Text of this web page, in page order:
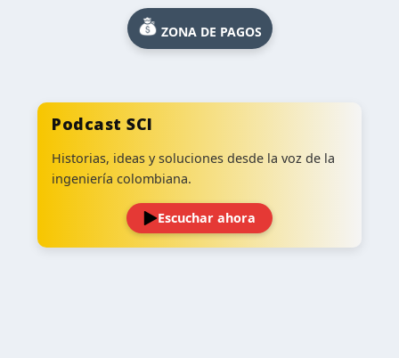
ZONA DE PAGOS
Podcast SCI
Historias, ideas y soluciones desde la voz de la
ingeniería colombiana.
Escuchar ahora